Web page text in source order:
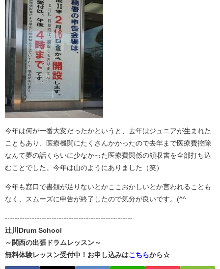
今年は何が一番大変だったかというと、去年はジュニアが生まれた
こともあり、医療機関にたくさんかかったので去年まで医療費控除
なんて夢の話くらいに少なかった医療費関係の領収書を全部打ち込
むことでした。今年は山のようにありました（笑）
今年も窓口で書類が足りないとかここおかしいとか言われることも
なく、スムーズに申告が終了したので気分が良いです。(^^
----------------------------------------------------
辻川Drum School
～関西の出張ドラムレッスン～
無料体験レッスン受付中！お申し込みはこちらから☆